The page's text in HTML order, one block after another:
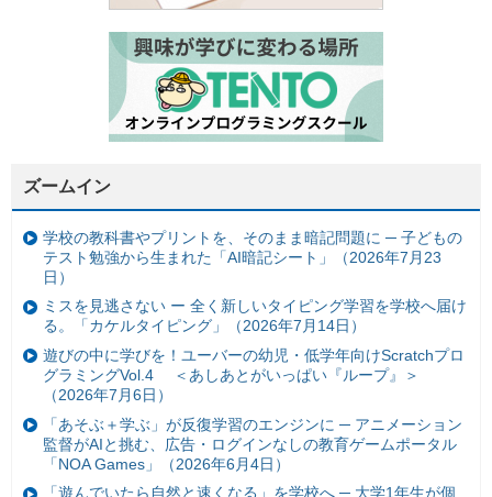
ズームイン
学校の教科書やプリントを、そのまま暗記問題に ─ 子どもの
テスト勉強から生まれた「AI暗記シート」（2026年7月23
日）
ミスを見逃さない ー 全く新しいタイピング学習を学校へ届け
る。「カケルタイピング」（2026年7月14日）
遊びの中に学びを！ユーバーの幼児・低学年向けScratchプロ
グラミングVol.4 ＜あしあとがいっぱい『ループ』＞
（2026年7月6日）
「あそぶ＋学ぶ」が反復学習のエンジンに ─ アニメーション
監督がAIと挑む、広告・ログインなしの教育ゲームポータル
「NOA Games」（2026年6月4日）
「遊んでいたら自然と速くなる」を学校へ ─ 大学1年生が個